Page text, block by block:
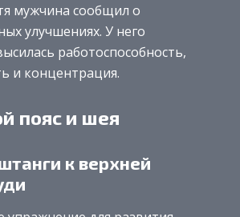
мужчина сообщил о
улучшениях. У него
работоспособность,
и концентрация.
пояс и шея
к верхней